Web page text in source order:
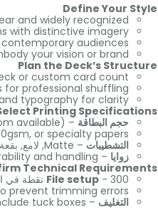
Define Your Style
and widely recognized
with distinctive imagery
audiences
your vision or brand
Plan the Deck’s Structure
or custom card count
for professional shuffling
typography for clarity
Printing Specifications
حجم البطاقة – Common formats
available).
, or specialty papers
التشطيبات – Matte
, لامع,
زوايا – Rounded edges improve durability and handling
Technical Requirements
File setup- 300 نقطة في البوصة,
prevent trimming errors
التغليف – Options include tuck boxes